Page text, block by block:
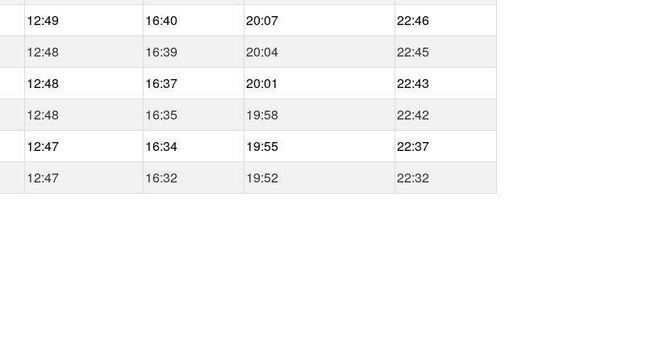
12:49 16:40 20:07
22:46
12:48 16:39 20:04
22:45
12:48 16:37 20:01
22:43
12:48 16:35 19:58
22:42
12:47 16:34 19:55
22:37
12:47 16:32 19:52 22:32